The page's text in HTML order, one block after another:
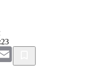
Email